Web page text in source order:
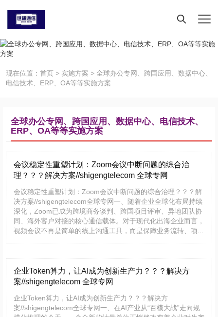
现在位置： 首页 > 实施方案 > 全球办公专网、跨国应用、数据中心、
电信技术、ERP、OA等等实施方案
全球办公专网、跨国应用、数据中心、电信技术、
ERP、OA等等实施方案
会议稳定性重塑计划：Zoom会议中断问题的综合治
理？？？解决方案//shigengtelecom 全球专网
会议稳定性重塑计划：Zoom会议中断问题的综合治理？？？解
决方案//shigengtelecom全球专网一、随着企业全球化布局持续
深化，Zoom已成为跨境商务谈判、跨国项目评审、异地团队协
同、海外客户对接的核心通信载体。对于现代化出海企业而言，
视频会议不再是简单的线上沟通工具，而是保障业务流转、项...
企业Token算力，让AI成为创新生产力？？？解决方
案//shigengtelecom 全球专网
企业Token算力，让AI成为创新生产力？？？解决方
案//shigengtelecom全球专网一、在AI产业从“百模大战”走向规